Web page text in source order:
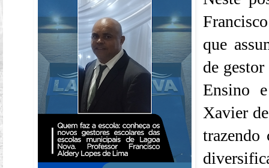
que
de
Ensino
Xavier
trazendo